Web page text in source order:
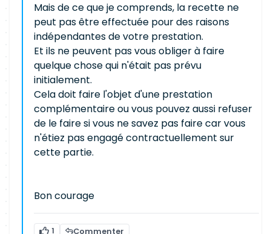
Mais de ce que je comprends, la recette ne
peut pas être effectuée pour des raisons
indépendantes de votre prestation.
Et ils ne peuvent pas vous obliger à faire
quelque chose qui n'était pas prévu
initialement.
Cela doit faire l'objet d'une prestation
complémentaire ou vous pouvez aussi refuser
de le faire si vous ne savez pas faire car vous
n'étiez pas engagé contractuellement sur
cette partie.
Bon courage
1 Commenter